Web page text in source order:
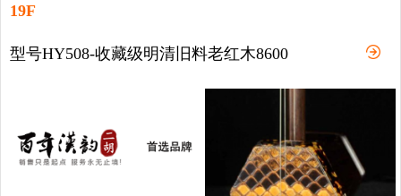
19F
型号HY508-收藏级明清旧料老红木8600